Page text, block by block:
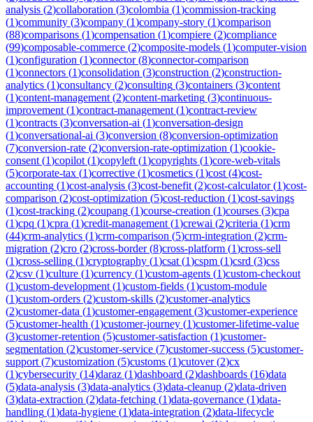
analysis (2)collaboration (3)colombia (1)commission-tracking
(1)community (3)company (1)company-story (1)comparison
(88)comparisons (1)compensation (1)compiere (2)compliance
(99)composable-commerce (2)composite-models (1)computer-vision
(1)configuration (1)connector(8)connector-comparison
(1)connectors (1)consolidation (3)construction (2)construction-
analytics (1)consultancy (2)consulting (3)containers (3)content
(1)content-management (2)content-marketing (3)continuous-
improvement (1)contract-management (1)contract-review
(1)contracts (3)conversation-ai (1)conversation-design
(1)conversational-ai (3)conversion (8)conversion-optimization
(7)conversion-rate (2)conversion-rate-optimization (1)cookie-
consent (1)copilot (1)copyleft (1)copyrights (1)core-web-vitals
(5)corporate-tax (1)corrective (1)cosmetics (1)cost (4)cost-
accounting (1)cost-analysis (3)cost-benefit (2)cost-calculator(1)cost-
comparison (2)cost-optimization (5)cost-reduction (1)cost-savings
(1)cost-tracking (2)coupang (1)course-creation (1)courses (3)cpa
(1)cpq (1)cpra (1)credit-management (1)crewai (2)criteria (1)crm
(44)crm-analytics (1)crm-comparison (5)crm-integration (2)crm-
migration (2)cro (2)cross-border(8)cross-platform (1)cross-sell
(1)cross-selling (1)cryptography (1)csat (1)cspm (1)csrd (3)css
(2)csv (1)culture (1)currency (1)custom-agents (1)custom-checkout
(1)custom-development (1)custom-fields (1)custom-module
(1)custom-orders (2)custom-skills (2)customer-analytics
(2)customer-data (1)customer-engagement (3)customer-experience
(5)customer-health (1)customer-journey (1)customer-lifetime-value
(3)customer-retention (5)customer-satisfaction (1)customer-
segmentation (2)customer-service (7)customer-success (5)customer-
support (7)customization (5)customs (1)cutover(2)cx
(1)cybersecurity (14)daraz (1)dashboard (2)dashboards (16)data
(5)data-analysis (3)data-analytics (3)data-cleanup (2)data-driven
(3)data-extraction (2)data-fetching (1)data-governance (1)data-
handling (1)data-hygiene (1)data-integration (2)data-lifecycle